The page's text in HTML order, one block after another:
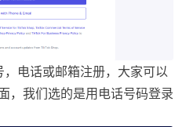
电话或邮箱注册，大家可以
，我们选的是用电话号码登录